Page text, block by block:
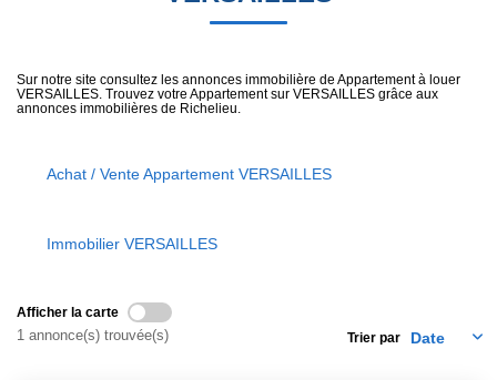
CONTACT
Sur notre site consultez les annonces immobilière de Appartement à louer
VERSAILLES. Trouvez votre Appartement sur VERSAILLES grâce aux
annonces immobilières de Richelieu.
Achat / Vente Appartement VERSAILLES
Immobilier VERSAILLES
Afficher la carte
1 annonce(s) trouvée(s) Trier par